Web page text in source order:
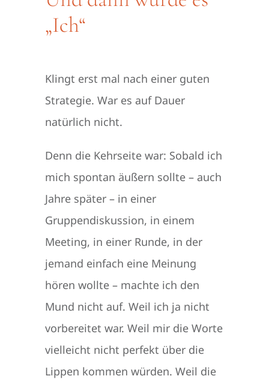
„Ich“
Klingt erst mal nach einer guten
Strategie. War es auf Dauer
natürlich nicht.
Denn die Kehrseite war: Sobald ich
mich spontan äußern sollte – auch
Jahre später – in einer
Gruppendiskussion, in einem
Meeting, in einer Runde, in der
jemand einfach eine Meinung
hören wollte – machte ich den
Mund nicht auf. Weil ich ja nicht
vorbereitet war. Weil mir die Worte
vielleicht nicht perfekt über die
Lippen kommen würden. Weil die